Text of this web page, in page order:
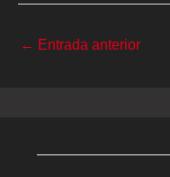
← Entrada anterior